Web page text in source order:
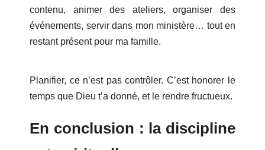
contenu, animer des ateliers, organiser des
événements, servir dans mon ministère… tout en
restant présent pour ma famille.
Planifier, ce n’est pas contrôler. C’est honorer le
temps que Dieu t’a donné, et le rendre fructueux.
En conclusion : la discipline